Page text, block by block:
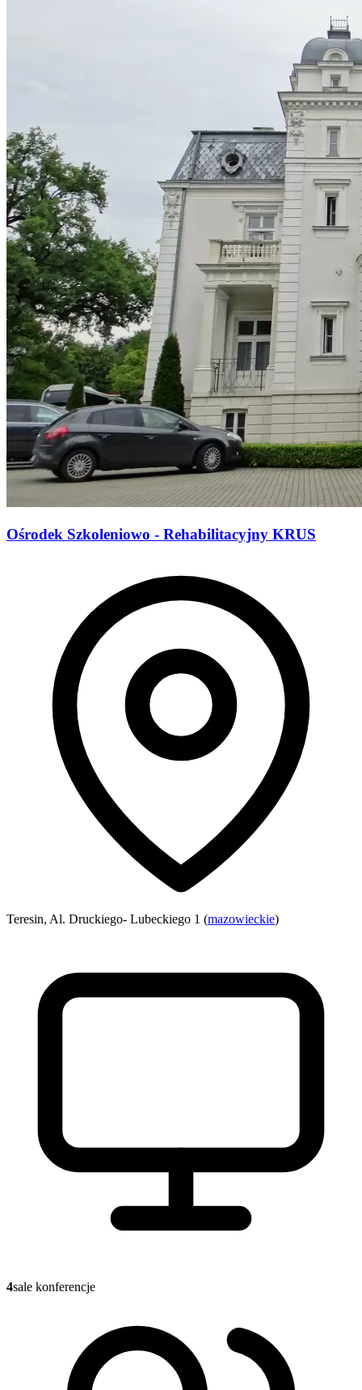
Ośrodek Szkoleniowo - Rehabilitacyjny KRUS
Teresin, Al. Druckiego- Lubeckiego 1 (mazowieckie)
4sale konferencje